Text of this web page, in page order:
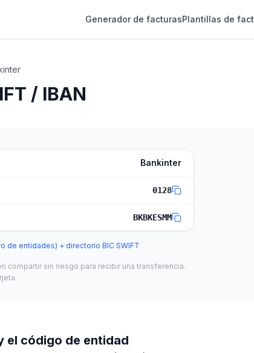
Generador de facturasPlantillas de
/ IBAN
Bankinter
0128
BKBKESMM
de entidades) + directorio BIC SWIFT
compartir sin riesgo para recibir una transferencia.
el código de entidad